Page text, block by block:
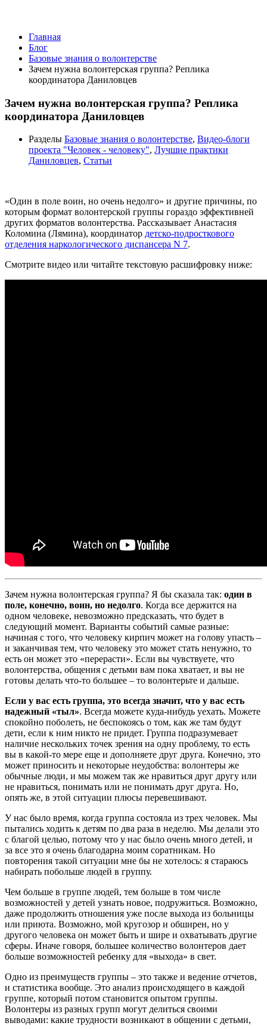
Главная
Блог
Базовые знания о волонтерстве
Зачем нужна волонтерская группа? Реплика
координатора Даниловцев
Зачем нужна волонтерская группа? Реплика
координатора Даниловцев
Разделы Базовые знания о волонтерстве, Видео-блоги
проекта "Человек - человеку", Лучшие практики
Даниловцев, Статьи
«Один в поле воин, но очень недолго» и другие причины, по
которым формат волонтерской группы гораздо эффективней
других форматов волонтерства. Рассказывает Анастасия
Коломина (Лямина), координатор детско-подросткового
отделения наркологического диспансера N 7.
Смотрите видео или читайте текстовую расшифровку ниже:
Зачем нужна волонтерская группа? Я бы сказала так: один в
поле, конечно, воин, но недолго. Когда все держится на
одном человеке, невозможно предсказать, что будет в
следующий момент. Варианты событий самые разные:
начиная с того, что человеку кирпич может на голову упасть –
и заканчивая тем, что человеку это может стать ненужно, то
есть он может это «перерасти». Если вы чувствуете, что
волонтерства, общения с детьми вам пока хватает, и вы не
готовы делать что-то большее – то волонтерьте и дальше.
Если у вас есть группа, это всегда значит, что у вас есть
надежный «тыл». Всегда можете куда-нибудь уехать. Можете
спокойно поболеть, не беспокоясь о том, как же там будут
дети, если к ним никто не придет. Группа подразумевает
наличие нескольких точек зрения на одну проблему, то есть
вы в какой-то мере еще и дополняете друг друга. Конечно, это
может приносить и некоторые неудобства: волонтеры же
обычные люди, и мы можем так же нравиться друг другу или
не нравиться, понимать или не понимать друг друга. Но,
опять же, в этой ситуации плюсы перевешивают.
У нас было время, когда группа состояла из трех человек. Мы
пытались ходить к детям по два раза в неделю. Мы делали это
с благой целью, потому что у нас было очень много детей, и
за все это я очень благодарна моим соратникам. Но
повторения такой ситуации мне бы не хотелось: я стараюсь
набирать побольше людей в группу.
Чем больше в группе людей, тем больше в том числе
возможностей у детей узнать новое, подружиться. Возможно,
даже продолжить отношения уже после выхода из больницы
или приюта. Возможно, мой кругозор и обширен, но у
другого человека он может быть и шире и охватывать другие
сферы. Иначе говоря, большее количество волонтеров дает
больше возможностей ребенку для «выхода» в свет.
Одно из преимуществ группы – это также и ведение отчетов,
и статистика вообще. Это анализ происходящего в каждой
группе, который потом становится опытом группы.
Волонтеры из разных групп могут делиться своими
выводами: какие трудности возникают в общении с детьми,